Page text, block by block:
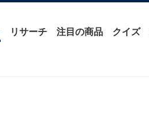
リサーチ 注目の商品 クイズ